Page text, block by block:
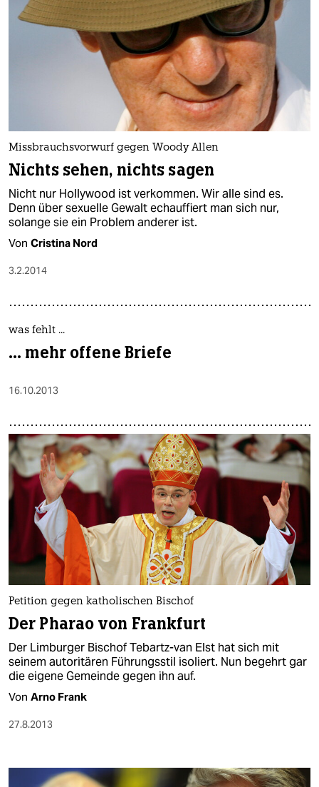
Missbrauchsvorwurf gegen Woody Allen
Nichts sehen, nichts sagen
Nicht nur Hollywood ist verkommen. Wir alle sind es.
Denn über sexuelle Gewalt echauffiert man sich nur,
solange sie ein Problem anderer ist.
Von Cristina Nord
3.2.2014
was fehlt ...
... mehr offene Briefe
16.10.2013
Petition gegen katholischen Bischof
Der Pharao von Frankfurt
Der Limburger Bischof Tebartz-van Elst hat sich mit
seinem autoritären Führungsstil isoliert. Nun begehrt gar
die eigene Gemeinde gegen ihn auf.
Von Arno Frank
27.8.2013